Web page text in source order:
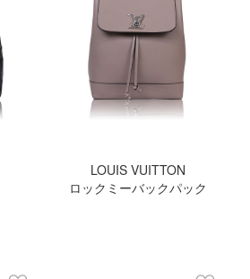
LOUIS VUITTON
ロックミーバックパック